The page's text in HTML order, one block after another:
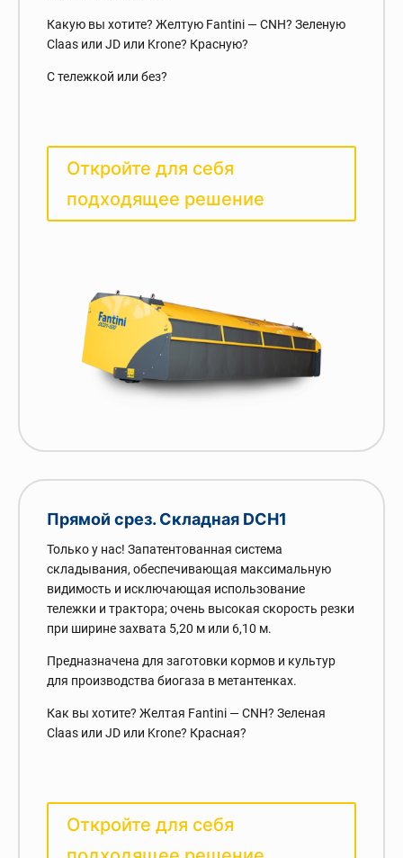
Какую вы хотите? Желтую Fantini — CNH? Зеленую
Claas или JD или Krone? Красную?
С тележкой или без?
Откройте для себя
подходящее решение
Прямой срез. Складная DCH1
Только у нас! Запатентованная система
складывания, обеспечивающая максимальную
видимость и исключающая использование
тележки и трактора; очень высокая скорость резки
при ширине захвата 5,20 м или 6,10 м.
Предназначена для заготовки кормов и культур
для производства биогаза в метантенках.
Как вы хотите? Желтая Fantini — CNH? Зеленая
Claas или JD или Krone? Красная?
Откройте для себя